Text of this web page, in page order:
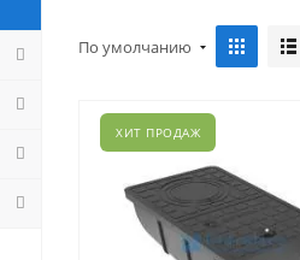
По умолчанию
ХИТ ПРОДАЖ